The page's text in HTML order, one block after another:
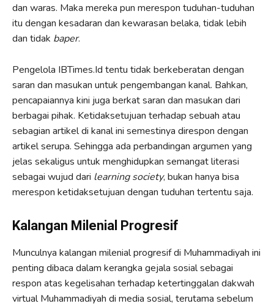
dan waras. Maka mereka pun merespon tuduhan-tuduhan
itu dengan kesadaran dan kewarasan belaka, tidak lebih
dan tidak baper.
Pengelola IBTimes.Id tentu tidak berkeberatan dengan
saran dan masukan untuk pengembangan kanal. Bahkan,
pencapaiannya kini juga berkat saran dan masukan dari
berbagai pihak. Ketidaksetujuan terhadap sebuah atau
sebagian artikel di kanal ini semestinya direspon dengan
artikel serupa. Sehingga ada perbandingan argumen yang
jelas sekaligus untuk menghidupkan semangat literasi
sebagai wujud dari learning society, bukan hanya bisa
merespon ketidaksetujuan dengan tuduhan tertentu saja.
Kalangan Milenial Progresif
Munculnya kalangan milenial progresif di Muhammadiyah ini
penting dibaca dalam kerangka gejala sosial sebagai
respon atas kegelisahan terhadap ketertinggalan dakwah
virtual Muhammadiyah di media sosial, terutama sebelum